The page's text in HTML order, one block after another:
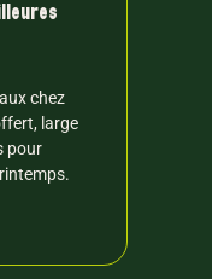
chez
large
pour